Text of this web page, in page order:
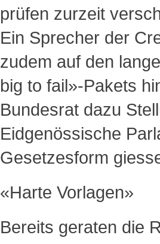
prüfen zurzeit
Ein Sprecher der
zudem auf den
big to fail»-Pakets
Bundesrat dazu
Eidgenössische
Gesetzesform
«Harte Vorlagen»
Bereits geraten die